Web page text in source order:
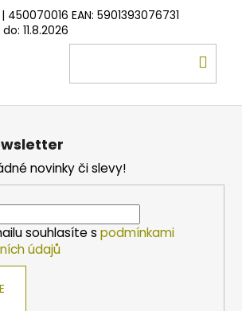
| 450070016 EAN: 5901393076731
11.8.2026
novinky či slevy!
souhlasíte s podmínkami
údajů